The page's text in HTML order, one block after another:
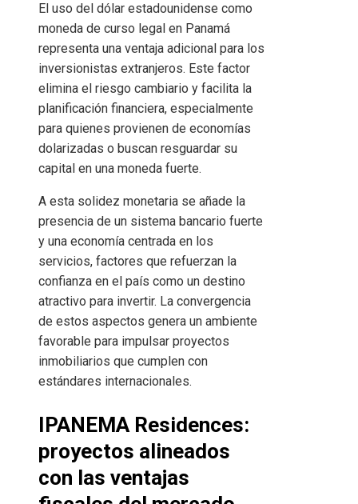
El uso del dólar estadounidense como
moneda de curso legal en Panamá
representa una ventaja adicional para los
inversionistas extranjeros. Este factor
elimina el riesgo cambiario y facilita la
planificación financiera, especialmente
para quienes provienen de economías
dolarizadas o buscan resguardar su
capital en una moneda fuerte.
A esta solidez monetaria se añade la
presencia de un sistema bancario fuerte
y una economía centrada en los
servicios, factores que refuerzan la
confianza en el país como un destino
atractivo para invertir. La convergencia
de estos aspectos genera un ambiente
favorable para impulsar proyectos
inmobiliarios que cumplen con
estándares internacionales.
IPANEMA Residences:
proyectos alineados
con las ventajas